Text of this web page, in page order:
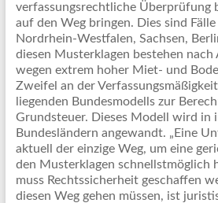
verfassungsrechtliche Überprüfung
auf den Weg bringen. Dies sind
Nordrhein-Westfalen, Sachsen,
diesen Musterklagen bestehen nach
wegen extrem hoher Miet- und
Zweifel an der
liegenden Bundesmodells zur
Grundsteuer. Dieses Modell wird in
Bundesländern angewandt. „Eine
aktuell der einzige Weg, um eine
den Musterklagen schnellstmöglich
muss Rechtssicherheit geschaffen
diesen Weg gehen müssen, ist